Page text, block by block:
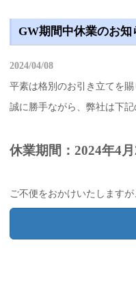
GW期間中休業のお知
2024/04/08
平素は格別のお引き立てを賜
誠に勝手ながら、弊社は下記
休業期間：2024年4
ご不便をおかけいたします